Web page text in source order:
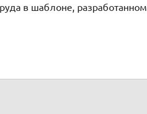
в шаблоне, разработанном